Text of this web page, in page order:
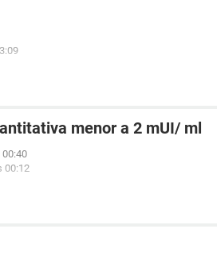
menor a 2 mUI/ ml
00:40
00:12